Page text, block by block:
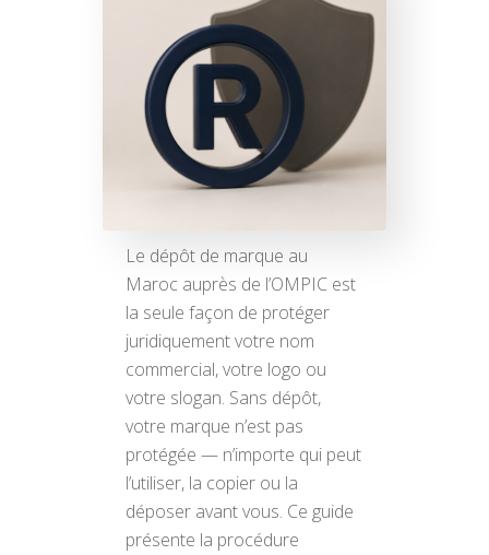
Le dépôt de marque au
Maroc auprès de l’OMPIC est
la seule façon de protéger
juridiquement votre nom
commercial, votre logo ou
votre slogan. Sans dépôt,
votre marque n’est pas
protégée — n’importe qui peut
l’utiliser, la copier ou la
déposer avant vous. Ce guide
présente la procédure